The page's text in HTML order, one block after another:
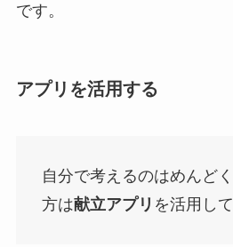
です。
アプリを活用する
自分で考えるのはめんど
方は献立アプリ を活用し